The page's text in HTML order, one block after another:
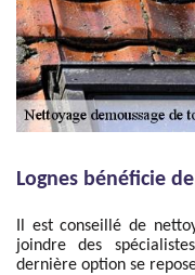
Lognes bénéficie
Il est conseillé de
joindre des
dernière option se